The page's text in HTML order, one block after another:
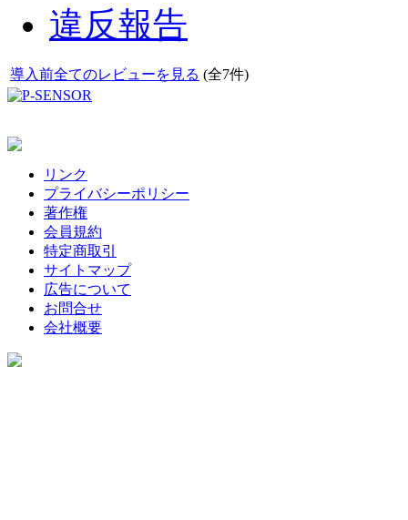
違反報告
導入前全てのレビューを見る (全7件)
リンク
プライバシーポリシー
著作権
会員規約
特定商取引
サイトマップ
広告について
お問合せ
会社概要